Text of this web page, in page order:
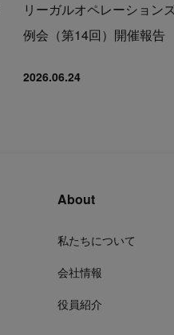
リーガルオペレーション
例会（第14回）開催報告
2026.06.24
About
私たちについて
会社情報
役員紹介